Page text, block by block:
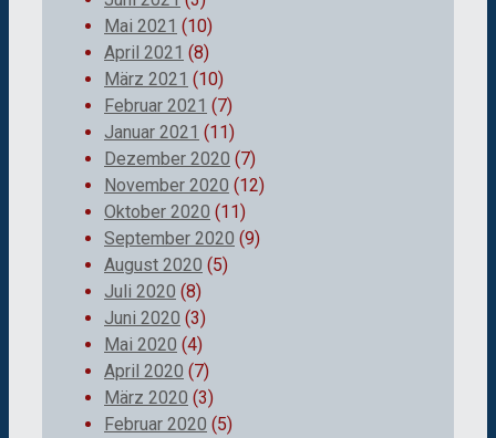
Mai 2021 (10)
April 2021 (8)
März 2021 (10)
Februar 2021 (7)
Januar 2021 (11)
Dezember 2020 (7)
November 2020 (12)
Oktober 2020 (11)
September 2020 (9)
August 2020 (5)
Juli 2020 (8)
Juni 2020 (3)
Mai 2020 (4)
April 2020 (7)
März 2020 (3)
Februar 2020 (5)